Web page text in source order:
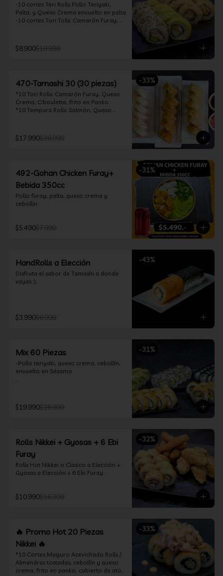
-10 cortes Teri Rolls Pollo Teriyaki,
Palta, y Queso Crema envuelto en palta
-10 cortes Tori Tolls: Camarón Furay,
teriyaki 30ml
$8.900$10.990
-33%
470-Tamashi 30 (30 piezas)
*10 Tori Rolls: Camarón Furay, Queso
Crema, Ciboulette, frito en Panko
*10 Tempura Rolls: Salmón, Queso
furay, queso crema y cebollín, envuelto
en salmón y bañado en salsa
$17.990$26.990
-31%
492-Gohan Chicken Furay+
Bebida 350cc
Pollo furay, palta, queso crema y
cebollín
$5.490$7.990
-43%
HandRolls a Elección
Disfruta el sabor de Tamashi a donde
vayas :).
$3.990$6.990
-31%
Mix 60 Piezas
-Pollo teriyaki, queso crema, cebollín,
envuelto en Sésamo
-Camarón furay, queso crema,
frito en tempura.
-Kanikama, queso crema, envuelto en
nori (hosomaki)
$19.990$28.990
-32%
Rolls Nikkei + Gyosas + 6 Ebi
Furay
Rolls Hot Nikkei o Clasico a Elección +
Gyosas a Elección + 6 Ebi Furay.
$10.990$16.200
-33%
🔥 Promo Hot 20 Piezas
Nikkei 🔥
*10 Cortes Maguro Acevichado Rolls /
Almendras tostadas, cebollín y queso
crema, frito en panko, cubierto de atún